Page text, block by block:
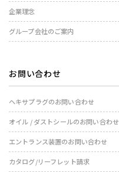
企業理念
グループ会社のご案内
お問い合わせ
ヘキサプラグのお問い合わせ
オイル / ダストシールのお問い合わせ
エントランス装置のお問い合わせ
カタログ/リーフレット請求